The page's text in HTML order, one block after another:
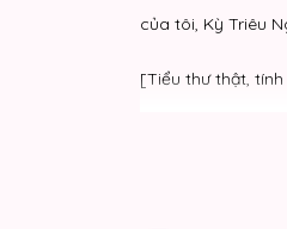
của tôi, Kỳ Triêu
[Tiểu thư thật,